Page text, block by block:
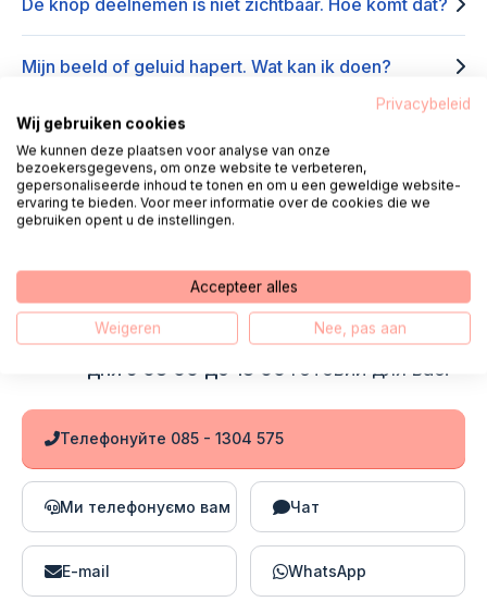
De knop deelnemen is niet zichtbaar. Hoe komt dat?
Mijn beeld of geluid hapert. Wat kan ik doen?
Ik krijg de melding dat mijn camera of microfoon niet
werkt
Привіт, мене звати Фред. Ми з
колегами стоїмокожного робочого
дня з 08:00 до 18:00 готовий для вас.
Телефонуйте 085 - 1304 575
Ми телефонуємо вам Чат
E-mail WhatsApp
Privacybeleid
Wij gebruiken cookies
We kunnen deze plaatsen voor analyse van onze
bezoekersgegevens, om onze website te verbeteren,
gepersonaliseerde inhoud te tonen en om u een geweldige website-
ervaring te bieden. Voor meer informatie over de cookies die we
gebruiken opent u de instellingen.
Accepteer alles
Weigeren Nee, pas aan